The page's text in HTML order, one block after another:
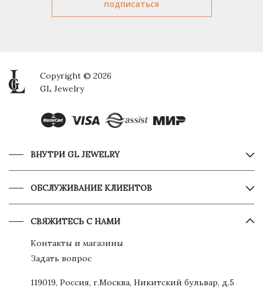
Copyright © 2026
GL Jewelry
ВНУТРИ GL JEWELRY
ОБСЛУЖИВАНИЕ КЛИЕНТОВ
СВЯЖИТЕСЬ С НАМИ
Контакты и магазины
Задать вопрос
119019, Россия, г.Москва, Никитский бульвар, д.5